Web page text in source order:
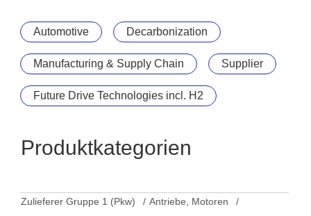
Automotive Decarbonization
Manufacturing & Supply Chain Supplier
Future Drive Technologies incl. H2
Produktkategorien
Zulieferer Gruppe 1 (Pkw)
Antriebe, Motoren